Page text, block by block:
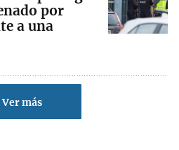
por
a una
Ver más